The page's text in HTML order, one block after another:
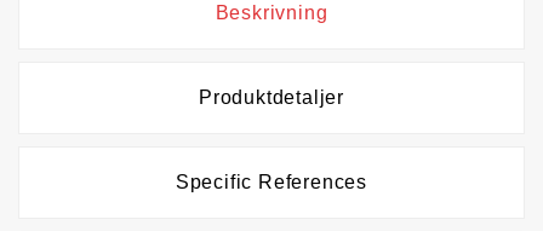
Beskrivning
Produktdetaljer
Specific References